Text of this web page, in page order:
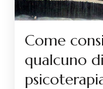
Come
qualcuno